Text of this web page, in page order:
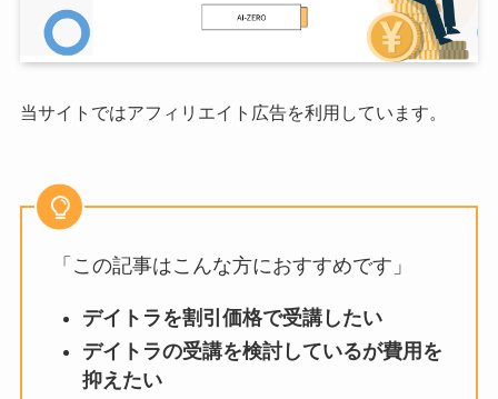
当サイトではアフィリエイト広告を利用しています。
「この記事はこんな方におすすめです」
デイトラを割引価格で受講したい
デイトラの受講を検討しているが費用を
抑えたい